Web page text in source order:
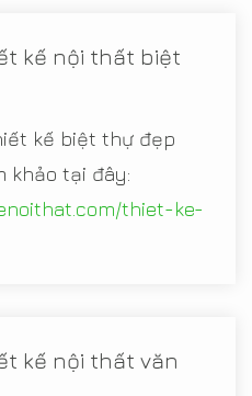
kế nội thất biệt
kế biệt thự đẹp
khảo tại đây:
thiet-ke-
kế nội thất văn